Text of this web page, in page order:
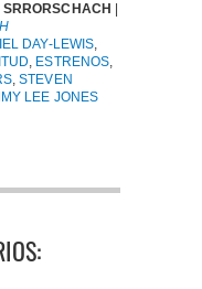
SRRORSCHACH
DAY-LEWIS,
, ESTRENOS,
,STEVEN
LEE JONES